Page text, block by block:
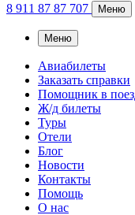
8 911 87 87 707 Меню
Меню
Авиабилеты
Заказать справки
Помощник в
Ж/д билеты
Туры
Отели
Блог
Новости
Контакты
Помощь
О нас